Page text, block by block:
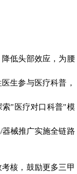
低头部效应，为腰
生参与医疗科普，
索"医疗对口科普"模
器械推广实施全链路
核，鼓励更多三甲